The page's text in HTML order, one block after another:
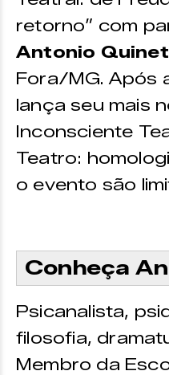
retorno” com
Antonio Quinet
Fora/MG. Após
lança seu mais
Inconsciente
Teatro:
o evento são
Conheça
Psicanalista,
filosofia,
Membro da